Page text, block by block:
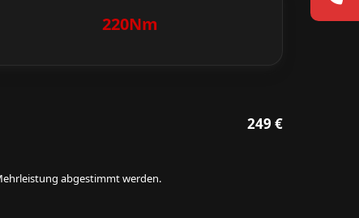
220Nm
249 €
abgestimmt werden.